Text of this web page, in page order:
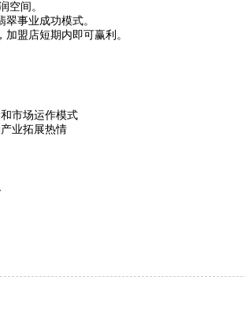
间。
事业成功模式。
盟店短期内即可赢利。
市场运作模式
业拓展热情